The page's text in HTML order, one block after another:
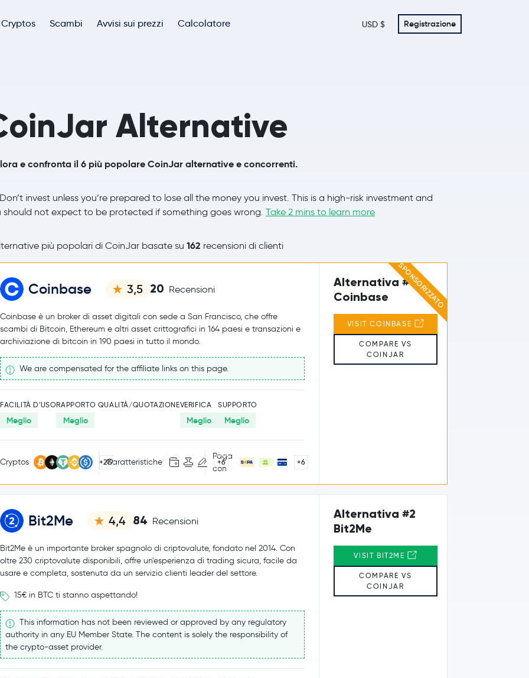
Cryptos Scambi Avvisi sui prezzi Calcolatore USD $ Registrazione
Alternative
e confronta il 6 più popolare CoinJar alternative e concorrenti.
Don’t invest unless you’re prepared to lose all the money you invest. This is a high‑risk investment and
should not expect to be protected if something goes wrong. Take 2 mins to learn more
più popolari di CoinJar basate su 162 recensioni di clienti
SPONSORIZZATO
Coinbase 3,5 20 Recensioni
Coinbase è un broker di asset digitali con sede a San Francisco, che offre
scambi di Bitcoin, Ethereum e altri asset crittografici in 164 paesi e transazioni e
archiviazione di bitcoin in 190 paesi in tutto il mondo.
We are compensated for the affiliate links on this page.
FACILITÀ D'USO
Meglio
RAPPORTO QUALITÀ/QUOTAZIONE
Meglio
VERIFICA
Meglio
SUPPORTO
Meglio
Cryptos +219Caratteristiche +6
Paga
con
+6
Alternativa #1
Coinbase
VISIT COINBASE
COMPARE VS
COINJAR
Bit2Me 4,4 84 Recensioni
Bit2Me è un importante broker spagnolo di criptovalute, fondato nel 2014. Con
oltre 230 criptovalute disponibili, offre un'esperienza di trading sicura, facile da
usare e completa, sostenuta da un servizio clienti leader del settore.
15€ in BTC ti stanno aspettando!
This information has not been reviewed or approved by any regulatory
authority in any EU Member State. The content is solely the responsibility of
the crypto-asset provider.
Alternativa #2
Bit2Me
VISIT BIT2ME
COMPARE VS
COINJAR